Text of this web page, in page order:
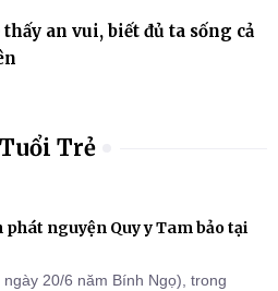
an vui, biết đủ ta sống cả
Trẻ
nguyện Quy y Tam bảo tại
20/6 năm Bính Ngọ), trong